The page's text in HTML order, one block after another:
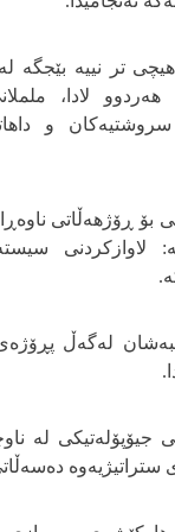
تر نییە بێجگە
هەردوو لادا،
و
بۆ ڕۆژهەڵاتی
لاوازکردنی
لەگەڵ
جیۆپۆلەتیکی لە
ستراتیژیەوە